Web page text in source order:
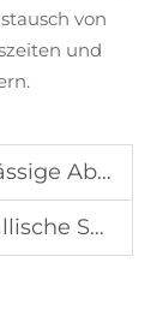
von
und
Kläranlagen aus?
bei der Sedimentation?